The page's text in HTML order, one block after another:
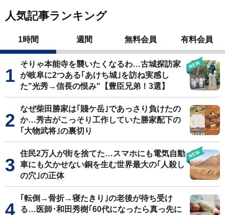
人気記事ランキング
1時間 週間 無料会員 有料会員
そりゃ本能寺を襲いたくなるわ…古城探訪家
が岐阜に2つある｢あけち城｣を訪ね実感し
た"光秀→信長の恨み"【豊臣兄弟！3選】
なぜ柴田勝家は｢賤ケ岳｣であっさり負けたの
か…秀吉がこっそり工作していた勝家配下の
｢大物武将｣の裏切り
住民2万人が街を捨てた…スマホにも電気自動
車にも欠かせない銅を生む世界最大の｢人殺し
の穴｣の正体
｢転倒→骨折→寝たきり｣の老後が待ち受け
る…医師･和田秀樹｢60代になったら真っ先に